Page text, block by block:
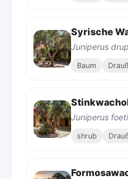
Syrische
Juniperus
Baum
Juniperus
shrub